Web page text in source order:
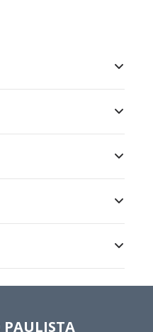
PAULISTA